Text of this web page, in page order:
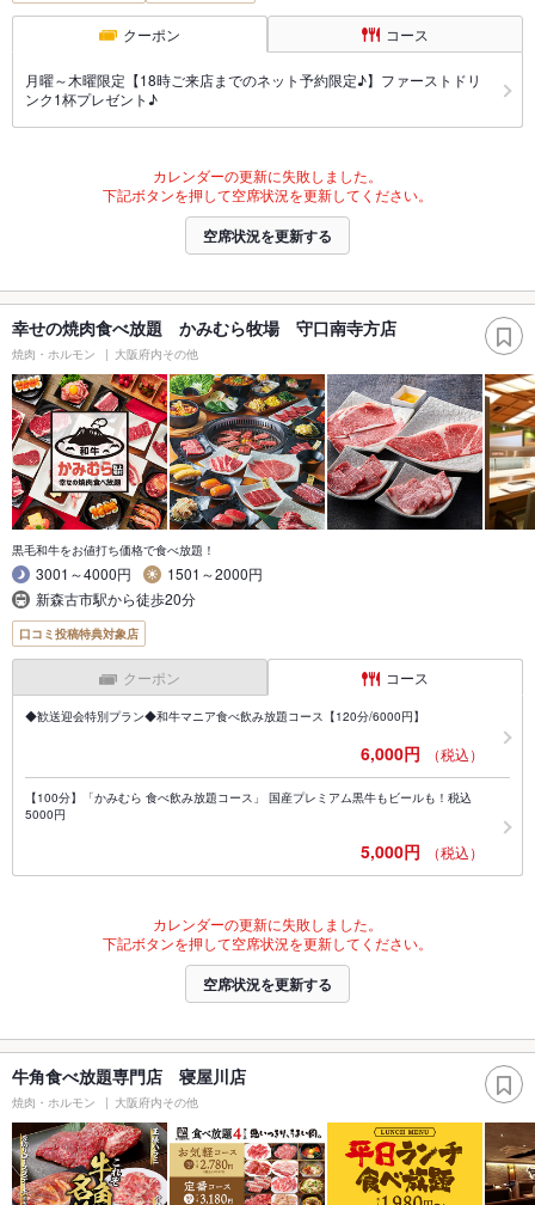
クーポン コース
月曜～木曜限定【18時ご来店までのネット予約限定♪】ファーストドリ
ンク1杯プレゼント♪
カレンダーの更新に失敗しました。
下記ボタンを押して空席状況を更新してください。
空席状況を更新する
幸せの焼肉食べ放題 かみむら牧場 守口南寺方店
焼肉・ホルモン 大阪府内その他
黒毛和牛をお値打ち価格で食べ放題！
3001～4000円
1501～2000円
新森古市駅から徒歩20分
口コミ投稿特典対象店
クーポン コース
◆歓送迎会特別プラン◆和牛マニア食べ飲み放題コース【120分/6000円】
6,000円 （税込）
【100分】「かみむら 食べ飲み放題コース」 国産プレミアム黒牛もビールも！税込
5000円
5,000円 （税込）
カレンダーの更新に失敗しました。
下記ボタンを押して空席状況を更新してください。
空席状況を更新する
牛角食べ放題専門店 寝屋川店
焼肉・ホルモン 大阪府内その他